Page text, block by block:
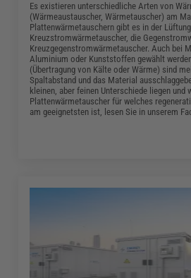
Es existieren unterschiedliche Arten von
(Wärmeaustauscher, Wärmetauscher) am
Plattenwärmetauschern gibt es in der
Kreuzstromwärmetauscher, die
Kreuzgegenstromwärmetauscher. Auch bei
Aluminium oder Kunststoffen gewählt
(Übertragung von Kälte oder Wärme) sind
Spaltabstand und das Material
kleinen, aber feinen Unterschiede liegen und
Plattenwärmetauscher für welches
am geeignetsten ist, lesen Sie in unserem